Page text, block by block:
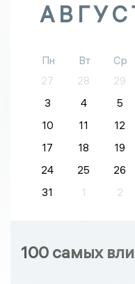
Пн Вт Ср
27
28 29
3
4 5
10
11 12
17
18 19
24
25 26
31
1 2
100 самых